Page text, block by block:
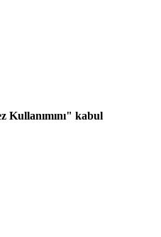
Kullanımını" kabul